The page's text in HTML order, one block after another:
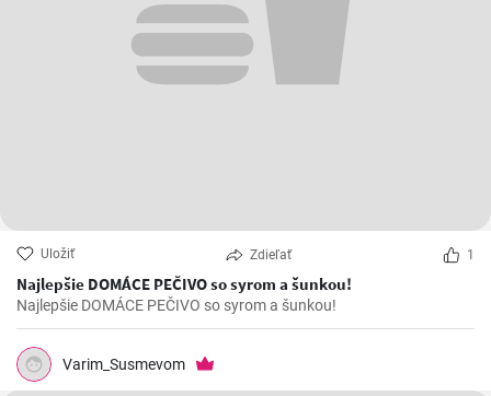
Uložiť Zdieľať 1
Najlepšie DOMÁCE PEČIVO so syrom a šunkou!
Najlepšie DOMÁCE PEČIVO so syrom a šunkou!
Varim_Susmevom